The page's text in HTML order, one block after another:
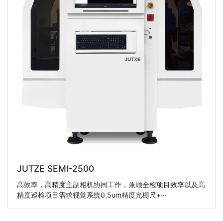
JUTZE SEMI-2500
高效率，高精度主副相机协同工作，兼顾全检项目效率以及高
精度巡检项目需求视觉系统0.5um精度光栅尺+···